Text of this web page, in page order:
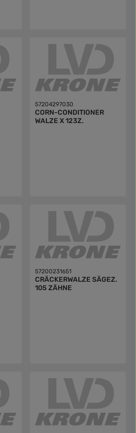
57204297030
CORN-CONDITIONER
WALZE X 123Z.
57200231651
CRÄCKERWALZE SÄGEZ.
105 ZÄHNE